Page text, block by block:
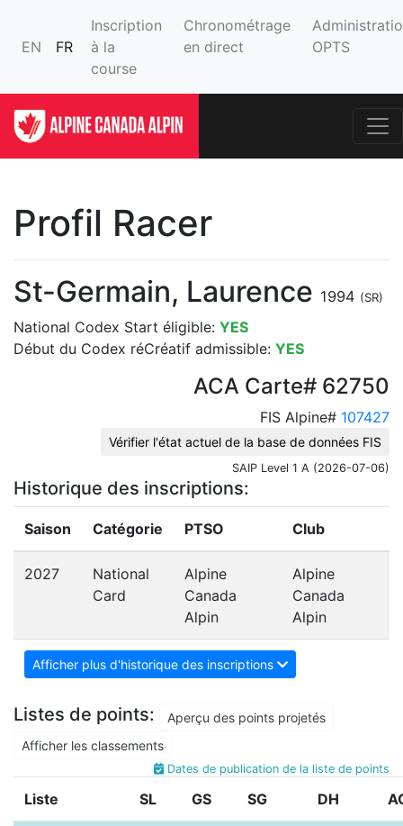
EN FR
Inscription
à la
course
Chronométrage
en direct
OPTS
Profil Racer
St-Germain, Laurence 1994 (SR)
National Codex Start éligible: YES
Début du Codex réCréatif admissible: YES
ACA Carte# 62750
FIS Alpine# 107427
Vérifier l'état actuel de la base de données FIS
SAIP Level 1 A (2026-07-06)
Historique des inscriptions:
Saison Catégorie PTSO Club
2027
National
Card
Alpine
Canada
Alpin
Alpine
Canada
Alpin
Afficher plus d'historique des inscriptions
Listes de points:
Aperçu des points projetés
Afficher les classements
Dates de publication de la liste de points
Liste SL GS SG DH